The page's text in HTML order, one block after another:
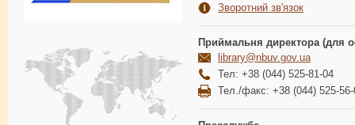
Зворотний зв'язок
Приймальня директора (для
library@nbuv.gov.ua
Тел: +38 (044) 525-81-04
Тел./факс: +38 (044) 525-56-